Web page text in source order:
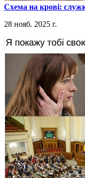
​Схема на крові:
28 нояб. 2025 г.